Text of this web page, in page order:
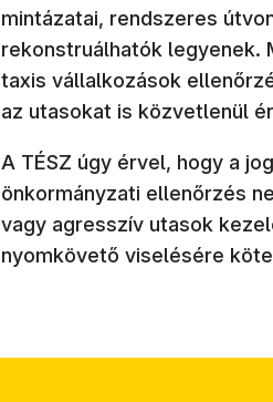
mintázatai, rendszeres
rekonstruálhatók legyenek.
taxis vállalkozások
az utasokat is közvetlenül
A TÉSZ úgy érvel, hogy a
önkormányzati ellenőrzés
vagy agresszív utasok
nyomkövető viselésére